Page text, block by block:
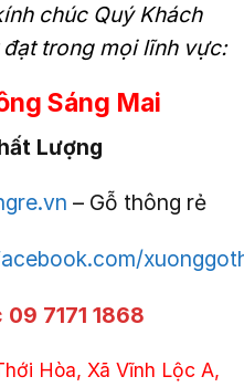
chúc Quý Khách
trong mọi lĩnh vực:
Sáng Mai
Lượng
– Gỗ thông rẻ
09 7171 1868
Hòa, Xã Vĩnh Lộc A,